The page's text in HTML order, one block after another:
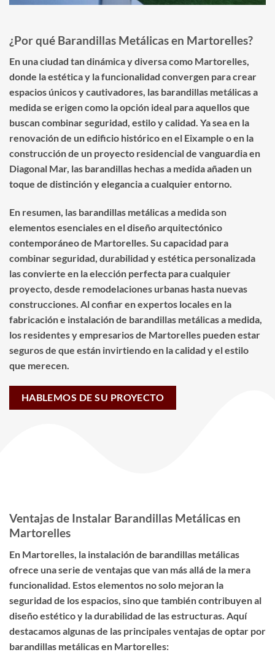
¿Por qué Barandillas Metálicas en Martorelles?
En una ciudad tan dinámica y diversa como Martorelles,
donde la estética y la funcionalidad convergen para crear
espacios únicos y cautivadores, las barandillas metálicas a
medida se erigen como la opción ideal para aquellos que
buscan combinar seguridad, estilo y calidad. Ya sea en la
renovación de un edificio histórico en el Eixample o en la
construcción de un proyecto residencial de vanguardia en
Diagonal Mar, las barandillas hechas a medida añaden un
toque de distinción y elegancia a cualquier entorno.
En resumen, las barandillas metálicas a medida son
elementos esenciales en el diseño arquitectónico
contemporáneo de Martorelles. Su capacidad para
combinar seguridad, durabilidad y estética personalizada
las convierte en la elección perfecta para cualquier
proyecto, desde remodelaciones urbanas hasta nuevas
construcciones. Al confiar en expertos locales en la
fabricación e instalación de barandillas metálicas a medida,
los residentes y empresarios de Martorelles pueden estar
seguros de que están invirtiendo en la calidad y el estilo
que merecen.
HABLEMOS DE SU PROYECTO
Ventajas de Instalar Barandillas Metálicas en
Martorelles
En Martorelles, la instalación de barandillas metálicas
ofrece una serie de ventajas que van más allá de la mera
funcionalidad. Estos elementos no solo mejoran la
seguridad de los espacios, sino que también contribuyen al
diseño estético y la durabilidad de las estructuras. Aquí
destacamos algunas de las principales ventajas de optar por
barandillas metálicas en Martorelles: